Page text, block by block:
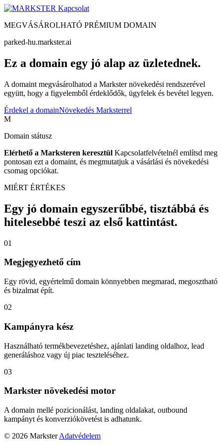
Kapcsolat
MEGVÁSÁROLHATÓ PRÉMIUM DOMAIN
parked-hu.markster.ai
Ez a domain egy jó alap az üzletednek.
A domaint megvásárolhatod a Markster növekedési rendszerével
együtt, hogy a figyelemből érdeklődők, ügyfelek és bevétel legyen.
Érdekel a domainNövekedés Marksterrel
M
Domain státusz
Elérhető a Marksteren keresztül Kapcsolatfelvételnél említsd meg
pontosan ezt a domaint, és megmutatjuk a vásárlási és növekedési
csomag opciókat.
MIÉRT ÉRTÉKES
Egy jó domain egyszerűbbé, tisztábbá és
hitelesebbé teszi az első kattintást.
01
Megjegyezhető cím
Egy rövid, egyértelmű domain könnyebben megmarad, megosztható
és bizalmat épít.
02
Kampányra kész
Használható termékbevezetéshez, ajánlati landing oldalhoz, lead
generáláshoz vagy új piac teszteléséhez.
03
Markster növekedési motor
A domain mellé pozicionálást, landing oldalakat, outbound
kampányt és konverziókövetést is adhatunk.
© 2026 Markster Adatvédelem